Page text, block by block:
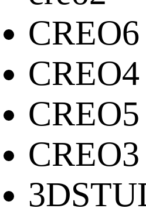
CREO6
CREO4
CREO5
CREO3